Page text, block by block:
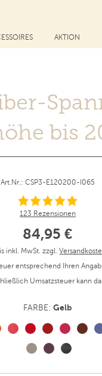
AKTION
bis
Art.Nr.: CSP3-E120200-I065
123 Rezensionen
84,95 €
inkl. MwSt. zzgl.
entsprechend Ihren
Umsatzsteuer kann
FARBE: Gelb